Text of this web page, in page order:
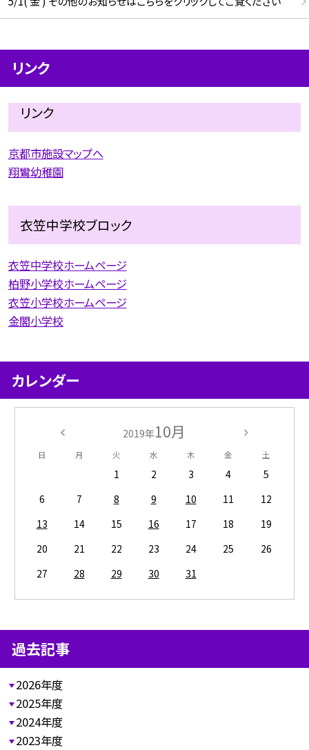
リンク
リンク
京都市施設マップへ
翔鸞幼稚園
衣笠中学校ブロック
衣笠中学校ホームページ
柏野小学校ホームページ
衣笠小学校ホームページ
金閣小学校
カレンダー
2019年10月
日 月 火 水 木 金 土
1 2 3 4
5
6
7 8 9 10 11
12
13
14 15 16 17 18
19
20
21 22 23 24 25
26
27
28 29 30 31
過去記事
2026年度
2025年度
2024年度
2023年度